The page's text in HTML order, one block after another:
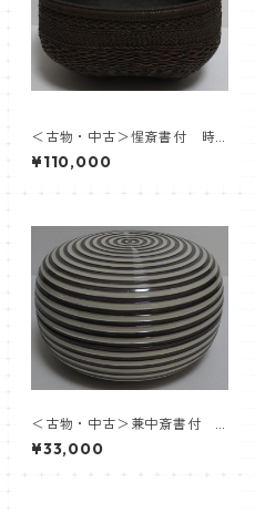
＜古物・中古＞惺斎書付 時
代 竹組炭斗 内張応需：飛
来一閑
¥110,000
＜古物・中古＞兼中斎書付
膳所焼 交趾釉 筋糸目喰籠 陽
炎園
¥33,000